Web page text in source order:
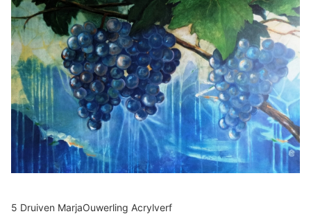
5 Druiven MarjaOuwerling Acrylverf